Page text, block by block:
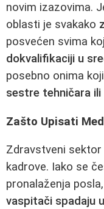
novim izazovima.
oblasti je svakako
posvećen svima
dokvalifikaciji u
posebno onima
sestre tehničara
Zašto Upisati
Zdravstveni
kadrove. Iako se
pronalaženja posla,
vaspitači spadaju